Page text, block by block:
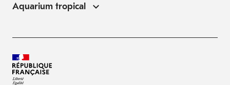
Aquarium tropical